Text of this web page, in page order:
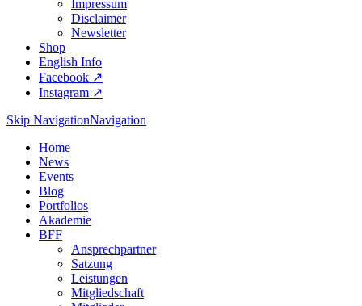
Impressum
Disclaimer
Newsletter
Shop
English Info
Facebook ↗︎
Instagram ↗︎
Skip NavigationNavigation
Home
News
Events
Blog
Portfolios
Akademie
BFF
Ansprechpartner
Satzung
Leistungen
Mitgliedschaft